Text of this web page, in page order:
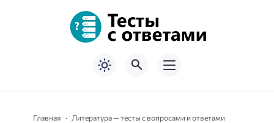
Главная Литература — тесты с вопросами и ответами